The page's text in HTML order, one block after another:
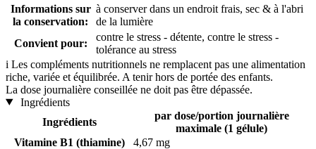
Informations sur
la conservation:
à conserver dans un endroit frais, sec & à l'abri
de la lumière
Convient pour:
contre le stress - détente, contre le stress -
tolérance au stress
i Les compléments nutritionnels ne remplacent pas une alimentation
riche, variée et équilibrée. A tenir hors de portée des enfants.
La dose journalière conseillée ne doit pas être dépassée.
Ingrédients
Ingrédients
par dose/portion journalière
maximale (1 gélule)
Vitamine B1 (thiamine)
4,67 mg